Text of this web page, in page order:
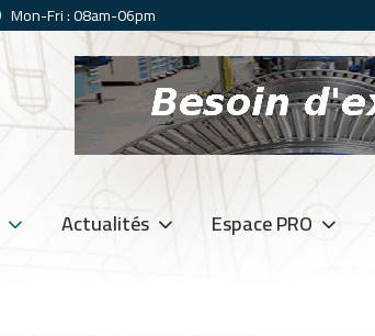
Mon-Fri : 08am-06pm
Actualités Espace PRO